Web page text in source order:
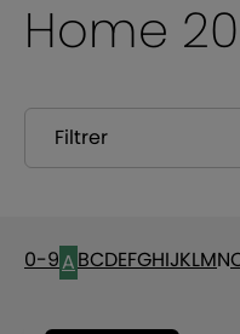
Home
Filtrer
0-9ABCDEFGHIJKLMN